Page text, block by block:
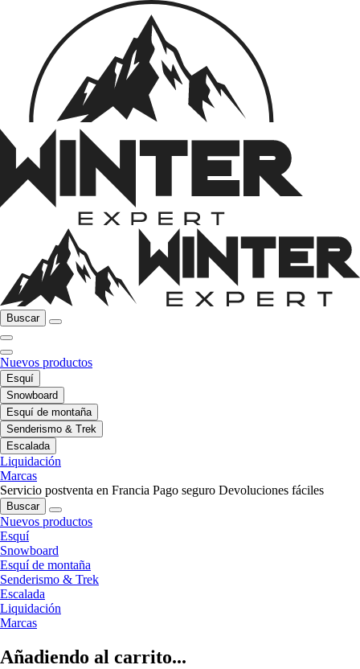
Buscar
Nuevos productos
Esquí
Snowboard
Esquí de montaña
Senderismo & Trek
Escalada
Liquidación
Marcas
Servicio postventa en Francia Pago seguro Devoluciones fáciles
Buscar
Nuevos productos
Esquí
Snowboard
Esquí de montaña
Senderismo & Trek
Escalada
Liquidación
Marcas
Añadiendo al carrito...